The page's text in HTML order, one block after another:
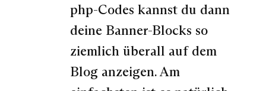
php-Codes kannst du dann
deine Banner-Blocks so
ziemlich überall auf dem
Blog anzeigen. Am